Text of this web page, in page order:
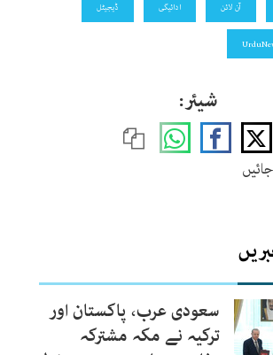
آن لائن ادائیگی ڈیجیٹل
شیئر:
سعودی عرب، پاکستان اور
ترکیہ نے مکہ مشترکہ